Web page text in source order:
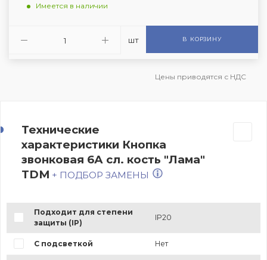
Имеется в наличии
шт В КОРЗИНУ
Цены приводятся с НДС
Технические
характеристики Кнопка
звонковая 6А сл. кость "Лама"
TDM + ПОДБОР ЗАМЕНЫ
Подходит для степени
защиты (IP)
IP20
С подсветкой Нет